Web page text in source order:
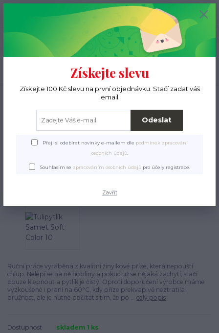
Menu
(Po-Pá, 9-15 hod.)
0 ks
0 Kč
Tulipytlíky Samet Soft
Tulipytlík Samet Soft Color
10
Ruční práce vyráběná z kvalitní žinylkové příze, která nepouští
chlup. Nelepí se na ně hobliny a pokud už se nějaká zachytí, stačí
pouze klepnout a pytlík je čistý. Oproti doporučení výrobce máme
vyzkoušené i praní na 60°C, kdy příze překvapivě neztratila
pružnost, ale je nutné počítat s tím, že po ... celý popis
Dostupnost
skladem 1 ks
Získejte slevu
Získejte 100 Kč slevu na první objednávku. Stačí zadat váš
email
Odeslat
Přeji si odebírat novinky e-mailem dle podmínek zpracování
osobních údajů.
Souhlasím se zpracováním osobních údajů pro účely registrace.
Zavřít